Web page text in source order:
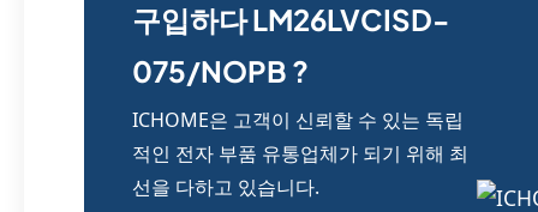
구입하다 LM26LVCISD-
075/NOPB ?
ICHOME은 고객이 신뢰할 수 있는 독립
적인 전자 부품 유통업체가 되기 위해 최
선을 다하고 있습니다.